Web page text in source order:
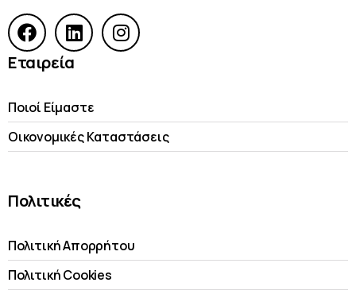
Εταιρεία
Ποιοί Είμαστε
Οικονομικές Kαταστάσεις
Πολιτικές
Πολιτική Απορρήτου
Πολιτική Cookies